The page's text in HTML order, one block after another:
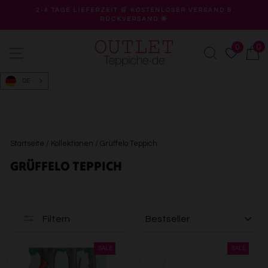
Inhalt
Pause
2-4 TAGE LIEFERZEIT 🛒 KOSTENLOSER VERSAND &
RÜCKVERSAND 🌟
Suche
0 0
Startseite / Kollektionen / Grüffelo Teppich
GRÜFFELO TEPPICH
Filtern